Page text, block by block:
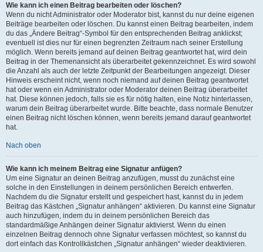
Wie kann ich einen Beitrag bearbeiten oder löschen?
Wenn du nicht Administrator oder Moderator bist, kannst du nur deine eigenen
Beiträge bearbeiten oder löschen. Du kannst einen Beitrag bearbeiten, indem
du das „Ändere Beitrag“-Symbol für den entsprechenden Beitrag anklickst;
eventuell ist dies nur für einen begrenzten Zeitraum nach seiner Erstellung
möglich. Wenn bereits jemand auf deinen Beitrag geantwortet hat, wird dein
Beitrag in der Themenansicht als überarbeitet gekennzeichnet. Es wird sowohl
die Anzahl als auch der letzte Zeitpunkt der Bearbeitungen angezeigt. Dieser
Hinweis erscheint nicht, wenn noch niemand auf deinen Beitrag geantwortet
hat oder wenn ein Administrator oder Moderator deinen Beitrag überarbeitet
hat. Diese können jedoch, falls sie es für nötig halten, eine Notiz hinterlassen,
warum dein Beitrag überarbeitet wurde. Bitte beachte, dass normale Benutzer
einen Beitrag nicht löschen können, wenn bereits jemand darauf geantwortet
hat.
Nach oben
Wie kann ich meinem Beitrag eine Signatur anfügen?
Um eine Signatur an deinen Beitrag anzufügen, musst du zunächst eine
solche in den Einstellungen in deinem persönlichen Bereich entwerfen.
Nachdem du die Signatur erstellt und gespeichert hast, kannst du in jedem
Beitrag das Kästchen „Signatur anhängen“ aktivieren. Du kannst eine Signatur
auch hinzufügen, indem du in deinem persönlichen Bereich das
standardmäßige Anhängen deiner Signatur aktivierst. Wenn du einen
einzelnen Beitrag dennoch ohne Signatur verfassen möchtest, so kannst du
dort einfach das Kontrollkästchen „Signatur anhängen“ wieder deaktivieren.